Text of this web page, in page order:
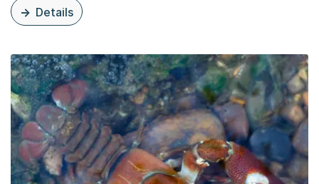
Details
zu dieser Organisationsseite: Schwarzmeergrundeln